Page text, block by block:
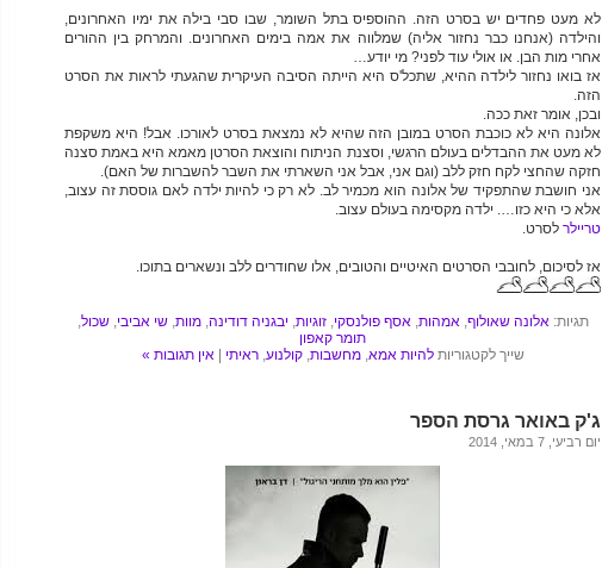
לא מעט פחדים יש בסרט הזה. ההוספיס בתל השומר, שבו סבי בילה את ימיו האחרונים,
והילדה (אנחנו כבר נחזור אליה) שמלווה את אמה בימים האחרונים. והמרחק בין ההורים
אחרי מות הבן. או אולי עוד לפני? מי יודע…
אז בואו נחזור לילדה ההיא, שתכל'ס היא הייתה הסיבה העיקרית שהגעתי לראות את הסרט
הזה.
ובכן, אומר זאת ככה.
אלונה היא לא כוכבת הסרט במובן הזה שהיא לא נמצאת בסרט לאורכו. אבל! היא משקפת
לא מעט את ההבדלים בעולם הרגשי, וסצנת הניתוח והוצאת הסרטן מאמא היא באמת סצנה
חזקה שהחצי לקח חזק ללב (וגם אני, אבל אני השארתי את השבר להשברות של האם).
אני חושבת שהתפקיד של אלונה הוא מכמיר לב. לא רק כי להיות ילדה לאם גוססת זה עצוב,
אלא כי היא כזו…. ילדה מקסימה בעולם עצוב.
טריילר לסרט.
אז לסיכום, לחובבי הסרטים האיטיים והטובים, אלו שחודרים ללב ונשארים בתוכו.
תגיות:אלונה שאולוף,אמהות,אסף פולנסקי,זוגיות,יבגניה דודינה,מוות,שי אביבי,שכול,
תומר קאפון
שייך לקטגוריותלהיות אמא,מחשבות,קולנוע,ראיתי |אין תגובות »
ג'ק באואר גרסת הספר
יום רביעי, 7 במאי, 2014